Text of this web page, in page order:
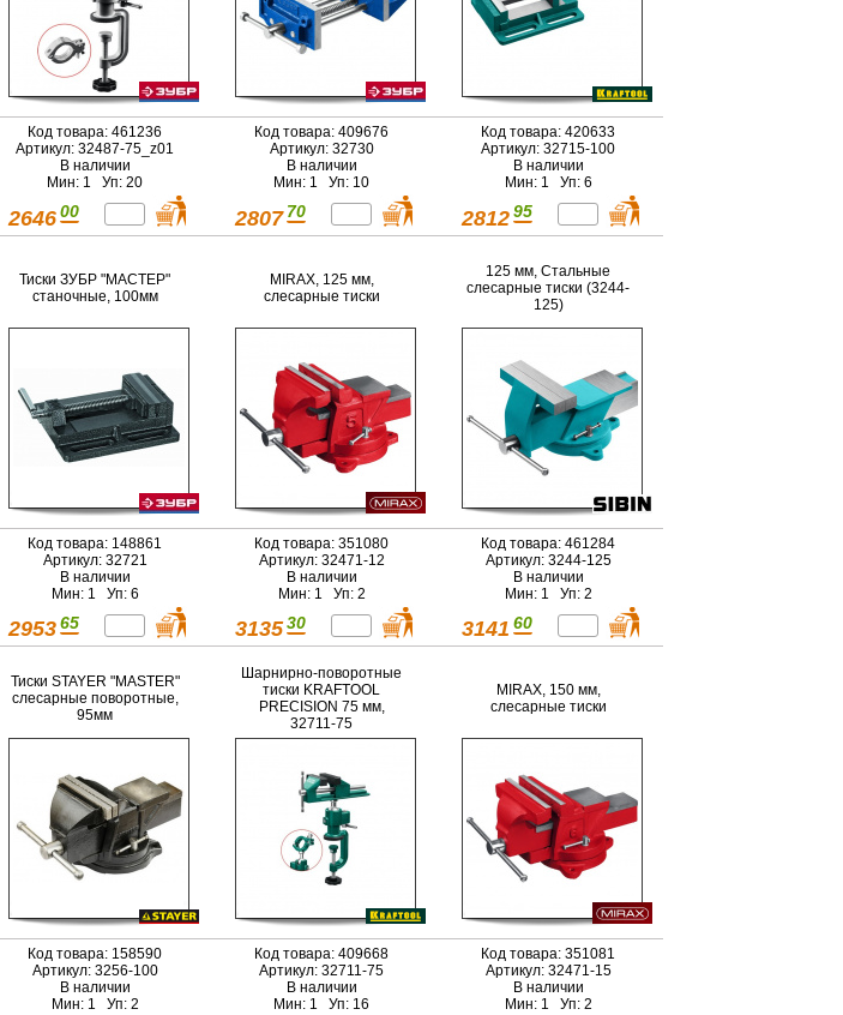
Код товара: 461236
Артикул: 32487-75_z01
В наличии
Мин: 1 Уп: 20
2646 00
Код товара: 409676
Артикул: 32730
В наличии
Мин: 1 Уп: 10
2807 70
Код товара: 420633
Артикул: 32715-100
В наличии
Мин: 1 Уп: 6
2812 95
Тиски ЗУБР "МАСТЕР"
станочные, 100мм
Код товара: 148861
Артикул: 32721
В наличии
Мин: 1 Уп: 6
2953 65
MIRAX, 125 мм,
слесарные тиски
Код товара: 351080
Артикул: 32471-12
В наличии
Мин: 1 Уп: 2
3135 30
125 мм, Стальные
слесарные тиски (3244-
125)
Код товара: 461284
Артикул: 3244-125
В наличии
Мин: 1 Уп: 2
3141 60
Тиски STAYER "MASTER"
слесарные поворотные,
95мм
Код товара: 158590
Артикул: 3256-100
В наличии
Мин: 1 Уп: 2
Шарнирно-поворотные
тиски KRAFTOOL
PRECISION 75 мм,
32711-75
Код товара: 409668
Артикул: 32711-75
В наличии
Мин: 1 Уп: 16
MIRAX, 150 мм,
слесарные тиски
Код товара: 351081
Артикул: 32471-15
В наличии
Мин: 1 Уп: 2